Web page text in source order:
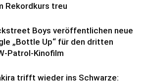
Rekordkurs treu
Boys veröffentlichen neue
„Bottle Up“ für den dritten
Patrol-Kinofilm
trifft wieder ins Schwarze: